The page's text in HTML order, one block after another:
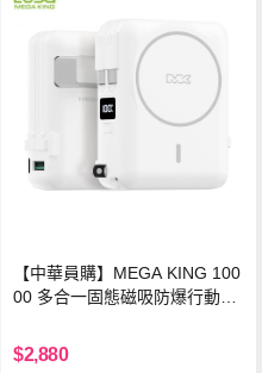
【中華員購】MEGA KING 100
00 多合一固態磁吸防爆行動電
$2,880